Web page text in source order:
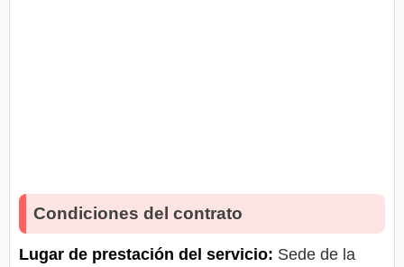
Condiciones del contrato
Lugar de prestación del servicio: Sede de la